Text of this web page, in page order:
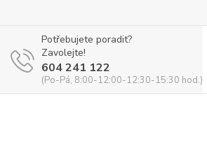
Potřebujete poradit?
Zavolejte!
604 241 122
(Po-Pá, 8:00-12:00-12:30-15:30 hod.)